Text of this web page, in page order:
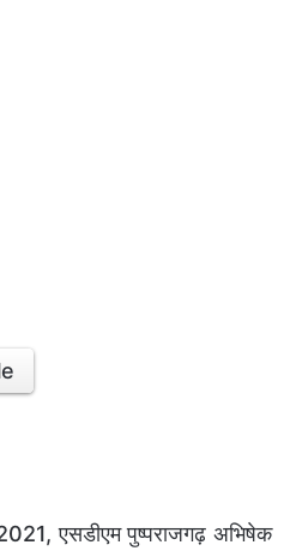
एसडीएम पुष्पराजगढ़ अभिषेक